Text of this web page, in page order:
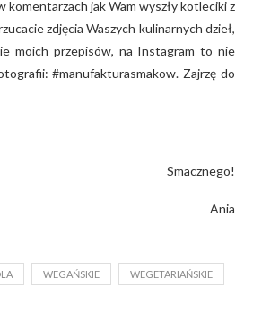
komentarzach jak Wam wyszły kotleciki z
zdjęcia Waszych kulinarnych dzieł,
moich przepisów, na Instagram to nie
#manufakturasmakow. Zajrzę do
Smacznego!
Ania
WEGAŃSKIE WEGETARIAŃSKIE